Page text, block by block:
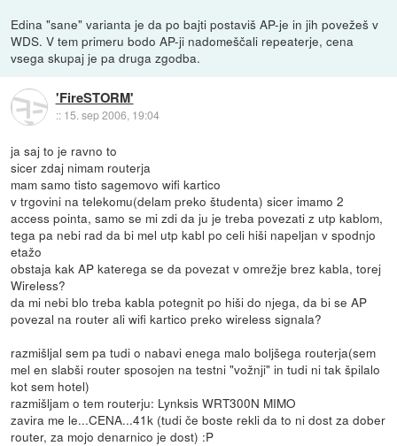
Edina "sane" varianta je da po bajti postaviš AP-je in jih povežeš v
WDS. V tem primeru bodo AP-ji nadomeščali repeaterje, cena
vsega skupaj je pa druga zgodba.
'FireSTORM'
:: 15. sep 2006, 19:04
ja saj to je ravno to
sicer zdaj nimam routerja
mam samo tisto sagemovo wifi kartico
v trgovini na telekomu(delam preko študenta) sicer imamo 2
access pointa, samo se mi zdi da ju je treba povezati z utp kablom,
tega pa nebi rad da bi mel utp kabl po celi hiši napeljan v spodnjo
etažo
obstaja kak AP katerega se da povezat v omrežje brez kabla, torej
Wireless?
da mi nebi blo treba kabla potegnit po hiši do njega, da bi se AP
povezal na router ali wifi kartico preko wireless signala?
razmišljal sem pa tudi o nabavi enega malo boljšega routerja(sem
mel en slabši router sposojen na testni "vožnji" in tudi ni tak špilalo
kot sem hotel)
razmišljam o tem routerju: Lynksis WRT300N MIMO
zavira me le...CENA...41k (tudi če boste rekli da to ni dost za dober
router, za mojo denarnico je dost) :P